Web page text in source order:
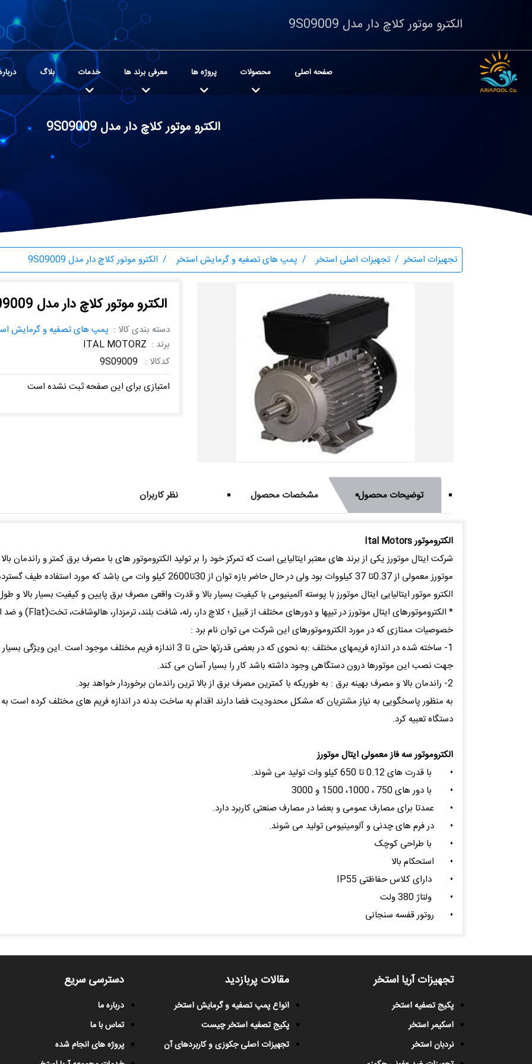
الکترو موتور کلاچ دار مدل 9S09009
صفحه اصلی محصولات پروژه ها معرفی برند ها خدمات بلاگ
الکترو موتور کلاچ دار مدل 9S09009
تجهیزات استخر تجهیزات اصلی استخر پمپ های تصفیه و گرمایش استخر الکترو موتور کلاچ دار مدل 9S09009
الکترو موتور کلاچ دار مدل 9S09009
دسته بندی کالا : پمپ های تصفیه و گرمایش
برند : ITAL MOTORZ
کدکالا : 9S09009
امتیازی برای این صفحه ثبت نشده است
توضیحات محصول مشخصات محصول نظر کاربران
الكتروموتور Ital Motors
شرکت ایتال موتورز یکی از برند های معتبر ایتالیایی است که تمرکز خود را بر تولید الکتروموتور های با مصرف برق کمتر و راندمان
موتورز معمولی از 0.37تا 37 کیلووات بود ولی در حال حاضر بازه توان از 30تا2600 کیلو وات می باشد که مورد استفاده طیف گسترده ای از صنایع می باشد.
الکترو موتور ایتالیایی ایتال موتورز با پوسته آلمینیومی با کیفیت بسیار بالا و قدرت واقعی مصرف برق پایین و کیفیت بسیار بالا و
خصوصیات ممتازی که در مورد الکتروموتورهای این شرکت می توان نام برد :
1- ساخته شده در اندازه فریمهای مختلف :به نحوی که در بعضی قدرتها حتی تا 3
جهت نصب این موتورها درون دستگاهی وجود داشته باشد کار را بسیار آسان می کند.
2- راندمان بالا و مصرف بهینه برق : به طوریکه با کمترین مصرف برق از بالا ترین راندمان برخوردار خواهد بود.
به منظور پاسخگویی به نیاز مشتریان که مشکل محدودیت فضا دارند اقدام به ساخت بدنه در اندازه فریم های مختلف کرده است به
دستگاه تعبیه کرد.
الکتروموتور سه فاز معمولی ایتال موتورز
•
با قدرت های 0.12 تا 650 کیلو وات تولید می شوند.
•
با دور های 750 ، 1000، 1500 و 3000
•
عمدتا برای مصارف عمومی و بعضا در مصارف صنعتی کاربرد دارد.
•
در فرم های چدنی و آلومینیومی تولید می شوند.
•
با طراحی کوچک
•
استحکام بالا
•
دارای کلاس حفاظتی IP55
•
ولتاژ 380 ولت
•
روتور قفسه سنجانی
تجهیزات آریا استخر
پکیج تصفیه استخر
اسکیمر استخر
نردبان استخر
مقالات پربازدید
انواع پمپ تصفیه و گرمایش استخر
پکیج تصفیه استخر چیست
تجهیزات اصلی جکوزی و کاربردهای آن
دسترسی سریع
درباره ما
تماس با ما
پروژه های انجام شده